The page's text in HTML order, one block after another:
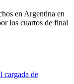
en Argentina en
los cuartos de final